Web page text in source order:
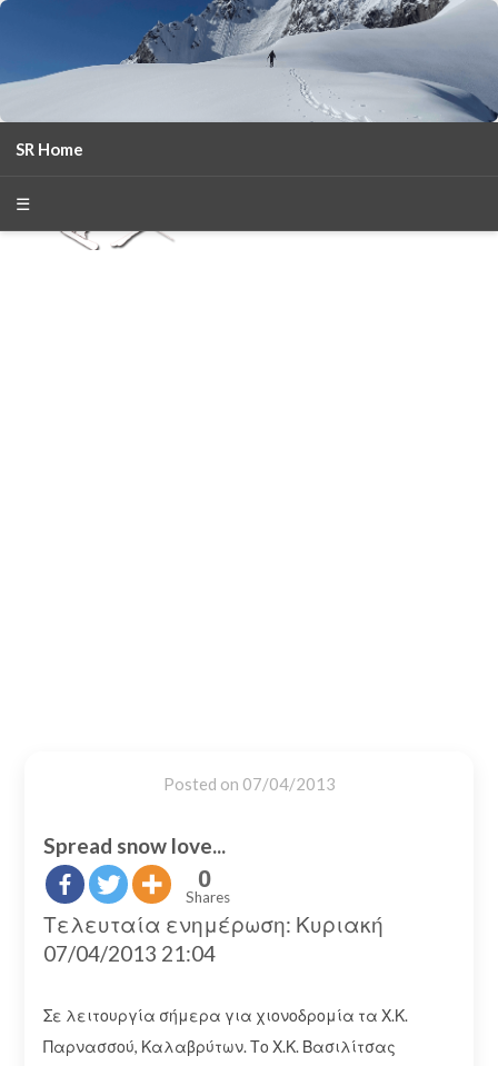
SR Home
☰
Posted on 07/04/2013
Spread snow love...
0
Shares
Τελευταία ενημέρωση: Κυριακή
07/04/2013 21:04
Σε λειτουργία σήμερα για χιονοδρομία τα Χ.Κ.
Παρνασσού, Καλαβρύτων. Το Χ.Κ. Βασιλίτσας